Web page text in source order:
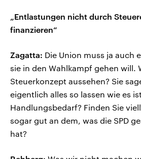
„Entlastungen nicht durch
finanzieren“
Zagatta: Die Union muss ja auch
sie in den Wahlkampf gehen will.
Steuerkonzept aussehen? Sie
eigentlich alles so lassen wie es
Handlungsbedarf? Finden Sie
sogar gut an dem, was die SPD
hat?